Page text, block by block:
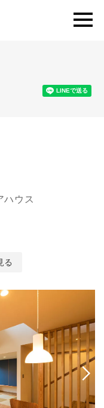
ハウス
る